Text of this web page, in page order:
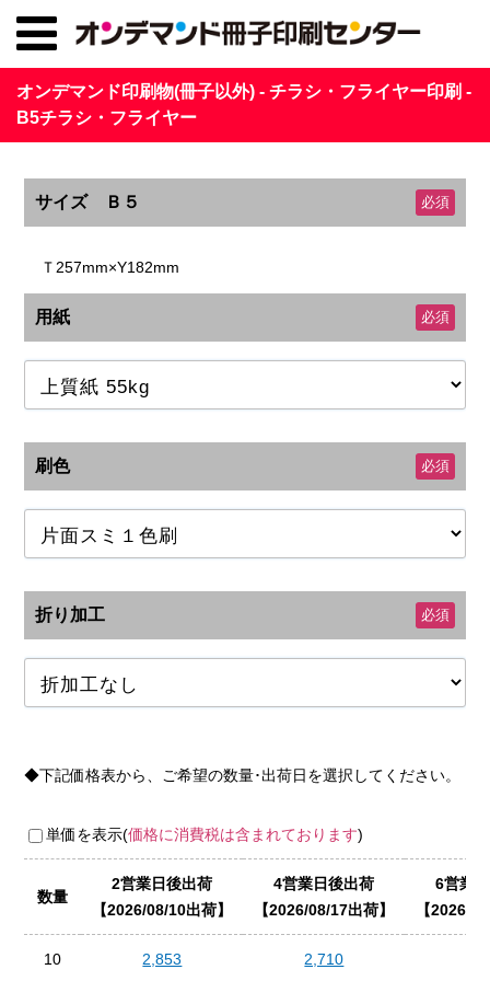
オンデマンド印刷物(冊子以外) - チラシ・フライヤー印刷 -
B5チラシ・フライヤー
サイズ Ｂ５ 必須
Ｔ257mm×Y182mm
用紙 必須
刷色 必須
折り加工 必須
◆下記価格表から、ご希望の数量･出荷日を選択してください。
単価を表示(価格に消費税は含まれております)
数量
2営業日後出荷
2026/08/10出荷
4営業日後出荷
2026/08/17出荷
6営業
2026/
10 2,853 2,710